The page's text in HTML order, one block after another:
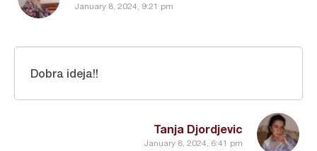
January 8, 2024, 9:21 pm
Tanja Djordjevic
January 8, 2024, 6:41 pm
Dobra ideja!!